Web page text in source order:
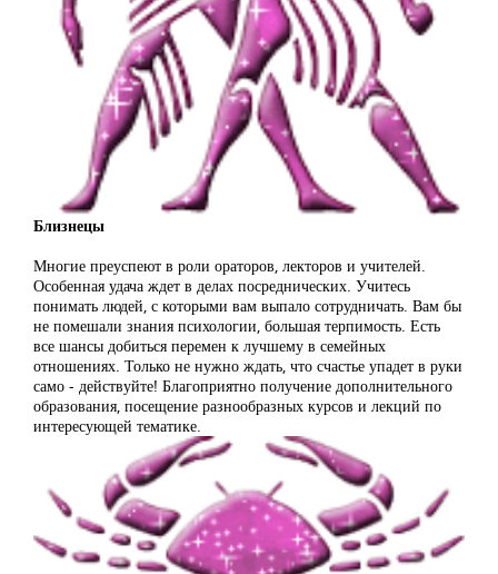
Близнецы
Многие преуспеют в роли ораторов, лекторов и учителей.
Особенная удача ждет в делах посреднических. Учитесь
понимать людей, с которыми вам выпало сотрудничать. Вам бы
не помешали знания психологии, большая терпимость. Есть
все шансы добиться перемен к лучшему в семейных
отношениях. Только не нужно ждать, что счастье упадет в руки
само - действуйте! Благоприятно получение дополнительного
образования, посещение разнообразных курсов и лекций по
интересующей тематике.